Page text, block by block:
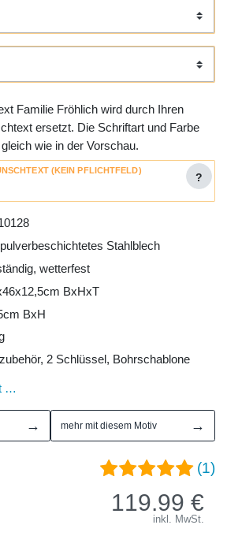
Familie Fröhlich wird durch Ihren
ersetzt. Die Schriftart und Farbe
gleich wie in der Vorschau.
(KEIN PFLICHTFELD)
?
Stahlblech
wetterfest
BxHxT
BxH
2 Schlüssel, Bohrschablone
…
→ mehr mit diesem Motiv →
(1)
119.99 €
inkl. MwSt.